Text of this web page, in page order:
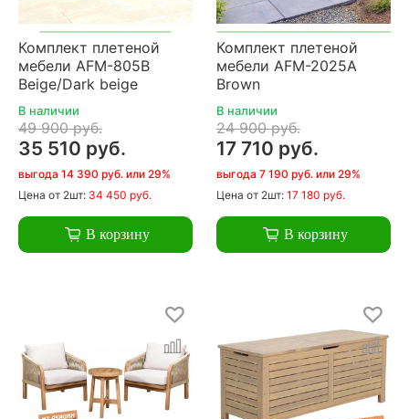
Комплект плетеной
мебели AFM-805B
Beige/Dark beige
В наличии
49 900 руб.
35 510 руб.
выгода 14 390 руб. или 29%
Цена от 2шт: 34 450 руб.
В корзину
Комплект плетеной
мебели AFM-2025A
Brown
В наличии
24 900 руб.
17 710 руб.
выгода 7 190 руб. или 29%
Цена от 2шт: 17 180 руб.
В корзину